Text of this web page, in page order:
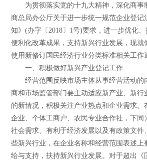
为贯彻落实党的十九大精神，深化商事
商总局办公厅关于进一步统一规范企业登记
知》(办字〔2018〕1号)要求，进一步优化
便利化改革成果，支持新兴行业发展，现就
使用新修订国民经济行业分类标准相关工作
一、积极做好新兴产业登记工作
经营范围反映市场主体从事经营活动的
商和市场监管部门要主动适应新产业、新行
的新情况，积极关注产业热点和企业需求。
企业、个体工商户、农民专业合作社，下同
社会需求、有利于经济发展以及有政策文件
些新兴行业，在企业名称和经营范围表述上
给与支持，扶持新兴行业发展。对于超出《